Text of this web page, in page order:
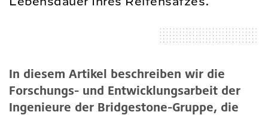
In diesem Artikel beschreiben wir die
Forschungs- und Entwicklungsarbeit der
Ingenieure der Bridgestone-Gruppe, die